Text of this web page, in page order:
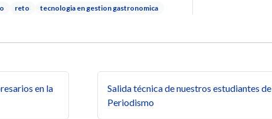
reto tecnologia en gestion gastronomica
en la
Salida técnica de nuestros estudiantes
Periodismo